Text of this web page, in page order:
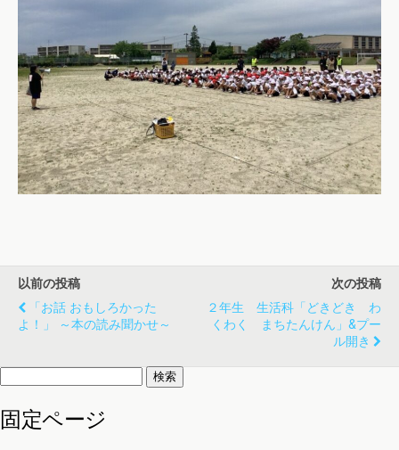
以前の投稿
「お話 おもしろかった
よ！」 ～本の読み聞かせ～
次の投稿
２年生 生活科「どきどき わ
くわく まちたんけん」&プー
ル開き
検
固定ページ